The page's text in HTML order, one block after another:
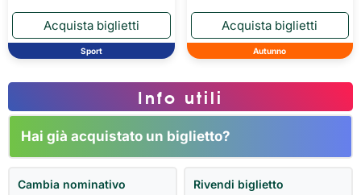
Sport Autunno
Info utili
Hai già acquistato un biglietto?
Cambia nominativo Rivendi biglietto